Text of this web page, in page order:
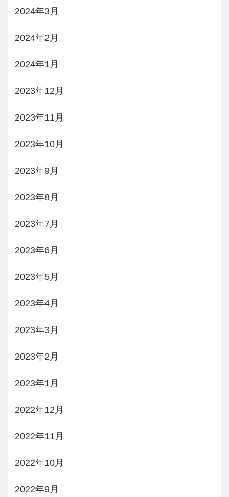
2024年3月
2024年2月
2024年1月
2023年12月
2023年11月
2023年10月
2023年9月
2023年8月
2023年7月
2023年6月
2023年5月
2023年4月
2023年3月
2023年2月
2023年1月
2022年12月
2022年11月
2022年10月
2022年9月